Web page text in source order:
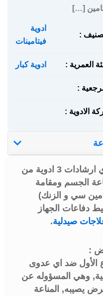
[…]
:
ادوية
فيتامينات
العمرية : ادوية كبار
:
الادوية :
فيتامينات لتقوية المناعة تحتوي ارشادات 3 ادوية من
الجسم ومقامة
سي و الزنك)
لتنشيط دفاعات الجهاز
صيدلية.
:
الأول ضد اي عدوى
وهي المسؤوله عن
يصيبه, المناعة